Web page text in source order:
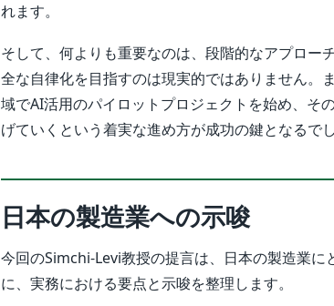
れます。
そして、何よりも重要なのは、段階的なアプロー
全な自律化を目指すのは現実的ではありません。
域でAI活用のパイロットプロジェクトを始め、そ
げていくという着実な進め方が成功の鍵となるでし
日本の製造業への示唆
今回のSimchi-Levi教授の提言は、日本の製造業
に、実務における要点と示唆を整理します。